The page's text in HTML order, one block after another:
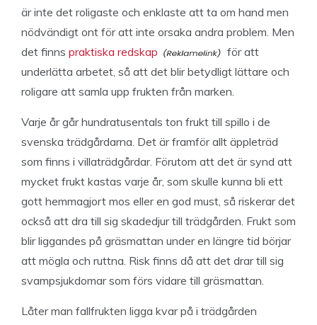
är inte det roligaste och enklaste att ta om hand men
nödvändigt ont för att inte orsaka andra problem. Men
det finns praktiska redskap
för att
underlätta arbetet, så att det blir betydligt lättare och
roligare att samla upp frukten från marken.
Varje år går hundratusentals ton frukt till spillo i de
svenska trädgårdarna. Det är framför allt äppleträd
som finns i villaträdgårdar. Förutom att det är synd att
mycket frukt kastas varje år, som skulle kunna bli ett
gott hemmagjort mos eller en god must, så riskerar det
också att dra till sig skadedjur till trädgården. Frukt som
blir liggandes på gräsmattan under en längre tid börjar
att mögla och ruttna. Risk finns då att det drar till sig
svampsjukdomar som förs vidare till gräsmattan.
Låter man fallfrukten ligga kvar på i trädgården